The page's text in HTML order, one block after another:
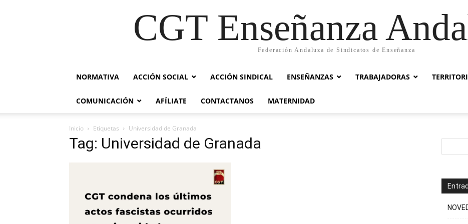
CGT Enseñanza
Federación Andaluza de Sindicatos de Enseñanza
NORMATIVA ACCIÓN SOCIAL ACCIÓN SINDICAL ENSEÑANZAS TRABAJADORAS
COMUNICACIÓN AFÍLIATE CONTACTANOS MATERNIDAD
Inicio Etiquetas Universidad de Granada
Tag: Universidad de Granada